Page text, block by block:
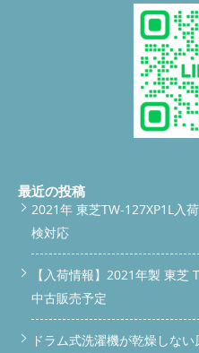
最近の投稿
2021年 東芝TW-127XP1L入
検対応
【入荷情報】2021年製 東芝
中古販売予定
ドラム式洗濯機が乾燥しな